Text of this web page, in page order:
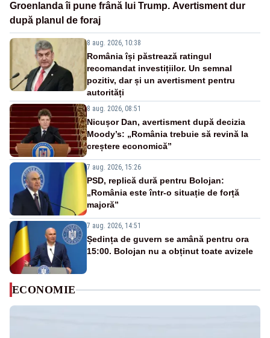
Groenlanda îi pune frână lui Trump. Avertisment dur
după planul de foraj
8 aug. 2026, 10:38
România își păstrează ratingul
recomandat investițiilor. Un semnal
pozitiv, dar și un avertisment pentru
autorități
8 aug. 2026, 08:51
Nicușor Dan, avertisment după decizia
Moody’s: „România trebuie să revină la
creștere economică”
7 aug. 2026, 15:26
PSD, replică dură pentru Bolojan:
„România este într-o situație de forță
majoră”
7 aug. 2026, 14:51
Ședința de guvern se amână pentru ora
15:00. Bolojan nu a obținut toate avizele
ECONOMIE